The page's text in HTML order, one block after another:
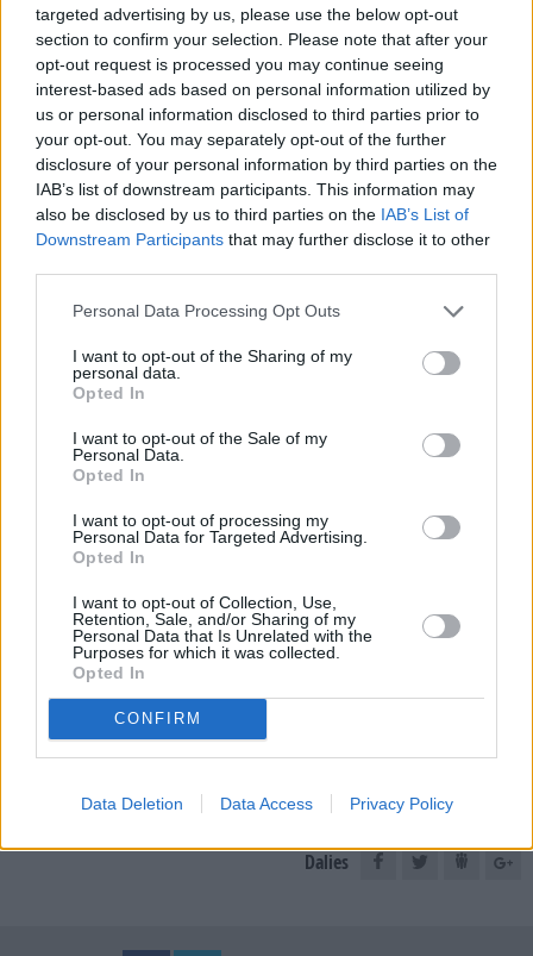
targeted advertising by us, please use the below opt-out
section to confirm your selection. Please note that after your
opt-out request is processed you may continue seeing
interest-based ads based on personal information utilized by
us or personal information disclosed to third parties prior to
your opt-out. You may separately opt-out of the further
disclosure of your personal information by third parties on the
IAB’s list of downstream participants. This information may
also be disclosed by us to third parties on the IAB’s List of
Downstream Participants that may further disclose it to other
Personal Data Processing Opt Outs
I want to opt-out of the Sharing of my
personal data.
Opted In
I want to opt-out of the Sale of my
Personal Data.
Opted In
I want to opt-out of processing my
Personal Data for Targeted Advertising.
Opted In
I want to opt-out of Collection, Use,
Retention, Sale, and/or Sharing of my
Personal Data that Is Unrelated with the
Purposes for which it was collected.
Opted In
CONFIRM
Data Deletion Data Access Privacy Policy
*Visas cenas portālā ManiZurnali.lv norādītas € ar PVN.
Žurnālu izdevumu skaits var atšķirties, kā to nosaka Lietošanas
noteikumi
Saistītie notikumi
Atbild zīlniece KAIJA ZEMBERGA
Atbild gaišreģe un dziedniece ĻESJA STEĻMAHA
E-izdevumu arhīvs
MEKLĒT
SKATĪT ŽURNĀLA ARHĪVU
Dalies